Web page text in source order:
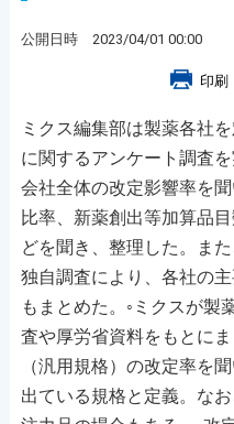
公開日時 2023/04/01 00:00
印刷
ミクス編集部は製薬各社
に関するアンケート調査
会社全体の改定影響率を
比率、新薬創出等加算品
どを聞き、整理した。ま
独自調査により、各社の
もまとめた。◦ミクスが製
査や厚労省資料をもとに
（汎用規格）の改定率を
出ている規格と定義。な